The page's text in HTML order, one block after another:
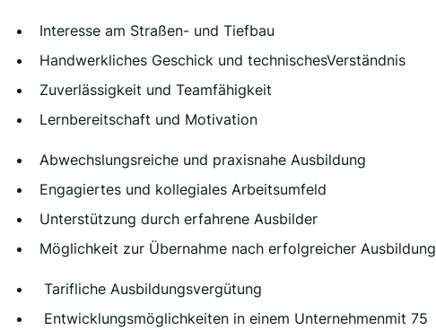
Interesse am Straßen- und Tiefbau
Handwerkliches Geschick und technischesVerständnis
Zuverlässigkeit und Teamfähigkeit
Lernbereitschaft und Motivation
Abwechslungsreiche und praxisnahe Ausbildung
Engagiertes und kollegiales Arbeitsumfeld
Unterstützung durch erfahrene Ausbilder
Möglichkeit zur Übernahme nach erfolgreicher Ausbildung
Tarifliche Ausbildungsvergütung
Entwicklungsmöglichkeiten in einem Unternehmenmit 75